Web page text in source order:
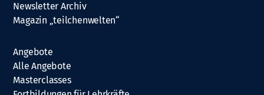
Newsletter Archiv
Magazin „teilchenwelten“
Angebote
Alle Angebote
Masterclasses